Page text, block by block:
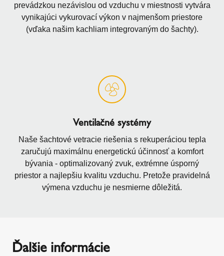
prevádzkou nezávislou od vzduchu v miestnosti vytvára
vynikajúci vykurovací výkon v najmenšom priestore
(vďaka našim kachliam integrovaným do šachty).
Ventilačné systémy
Naše šachtové vetracie riešenia s rekuperáciou tepla
zaručujú maximálnu energetickú účinnosť a komfort
bývania - optimalizovaný zvuk, extrémne úsporný
priestor a najlepšiu kvalitu vzduchu. Pretože pravidelná
výmena vzduchu je nesmierne dôležitá.
Ďalšie informácie